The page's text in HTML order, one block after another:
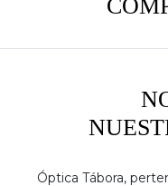
Óptica Tábora,